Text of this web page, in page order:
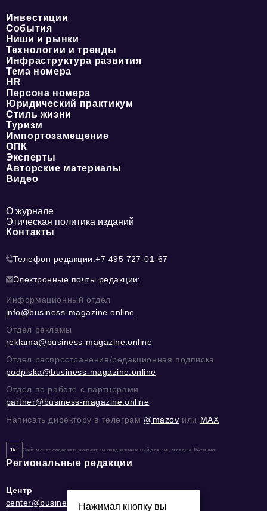
Инвестиции
События
Ниши и рынки
Технологии и тренды
Инфраструктура развития
Тема номера
HR
Персона номера
Юридический практикум
Стиль жизни
Туризм
Импортозамещение
ОПК
Эксперты
Авторские материалы
Видео
О журнале
Этическая политика изданий
Контакты
Телефон редакции:+7 495 727-01-67
Электронные почты редакции:
Информационный отдел
info@business-magazine.online
Отдел рекламы
reklama@business-magazine.online
Отдел распространения/редакционная подписка
podpiska@business-magazine.online
Отдел по работе с партнерами
partner@business-magazine.online
Написать директору в телеграм @mazov или MAX
16+ Сайт может содержать контент, не предназначенный для лиц младше 16-ти лет.
Региональные редакции
Центр
center@business-magazine.online
Нажимая кнопку вы